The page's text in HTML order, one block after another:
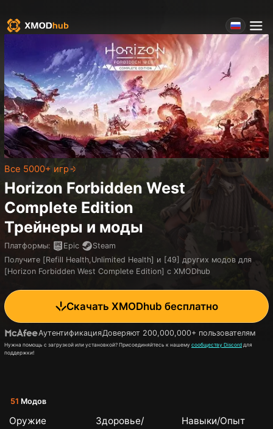
Все 5000+ игр
Horizon Forbidden West
Complete Edition
Трейнеры и моды
Платформы: Epic
Steam
Получите [Refill Health,Unlimited Health] и [49] других модов для
[Horizon Forbidden West Complete Edition] с XMODhub
Скачать XMODhub бесплатно
Аутентификация Доверяют 200,000,000+ пользователям
Нужна помощь с загрузкой или установкой? Присоединяйтесь к нашему сообществу Discord для
поддержки!
51 Модов
Оружие
Здоровье/
Навыки/Опыт